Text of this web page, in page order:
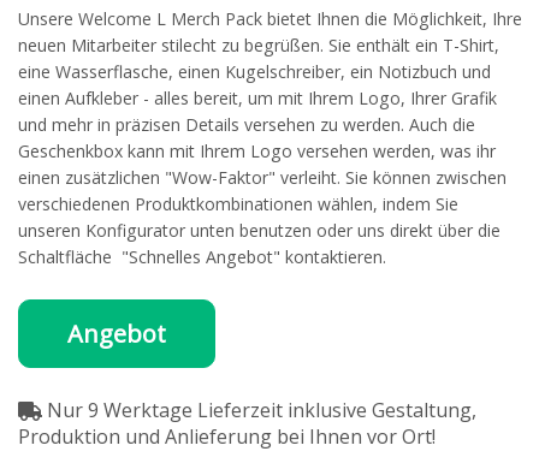
Unsere Welcome L Merch Pack bietet Ihnen die Möglichkeit, Ihre
neuen Mitarbeiter stilecht zu begrüßen. Sie enthält ein T-Shirt,
eine Wasserflasche, einen Kugelschreiber, ein Notizbuch und
einen Aufkleber - alles bereit, um mit Ihrem Logo, Ihrer Grafik
und mehr in präzisen Details versehen zu werden. Auch die
Geschenkbox kann mit Ihrem Logo versehen werden, was ihr
einen zusätzlichen "Wow-Faktor" verleiht. Sie können zwischen
verschiedenen Produktkombinationen wählen, indem Sie
unseren Konfigurator unten benutzen oder uns direkt über die
Schaltfläche "Schnelles Angebot" kontaktieren.
Angebot
Nur 9 Werktage Lieferzeit inklusive Gestaltung,
Produktion und Anlieferung bei Ihnen vor Ort!